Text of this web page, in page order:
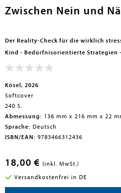
Zwischen Nein und
Der Reality-Check für die wirklich
Kind - Bedürfnisorientierte Strategien
Kösel, 2026
Softcover
240 S.
Abmessung: 136 mm x 216 mm x 22
Sprache: Deutsch
ISBN/EAN: 9783466312436
18,00 € (inkl. MwSt.)
Versandkostenfrei in DE